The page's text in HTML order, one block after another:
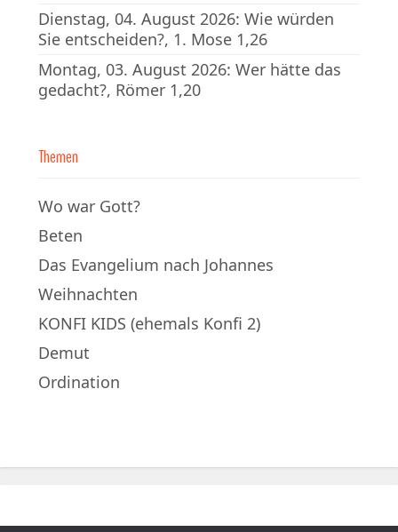
Dienstag, 04. August 2026: Wie würden
Sie entscheiden?, 1. Mose 1,26
Montag, 03. August 2026: Wer hätte das
gedacht?, Römer 1,20
Themen
Wo war Gott?
Beten
Das Evangelium nach Johannes
Weihnachten
KONFI KIDS (ehemals Konfi 2)
Demut
Ordination